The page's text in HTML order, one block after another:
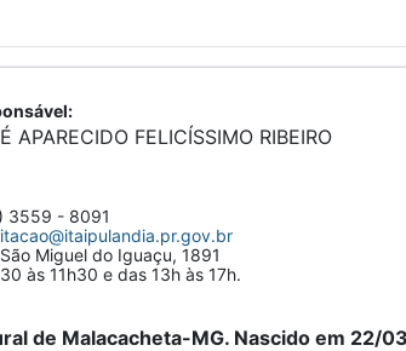
APARECIDO FELICÍSSIMO RIBEIRO
3559 - 8091
Miguel do Iguaçu, 1891
às 11h30 e das 13h às 17h.
de Malacacheta-MG. Nascido em 22/